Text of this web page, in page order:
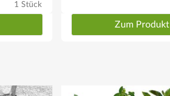
1 Stück
Zum Produkt